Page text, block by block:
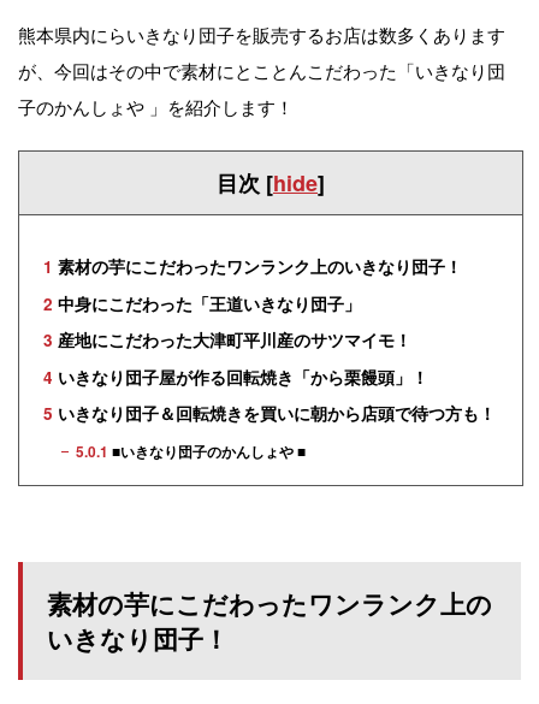
熊本県内にらいきなり団子を販売するお店は数多くあります
が、今回はその中で素材にとことんこだわった「いきなり団
子のかんしょや 」を紹介します！
目次 [hide]
1 素材の芋にこだわったワンランク上のいきなり団子！
2 中身にこだわった「王道いきなり団子」
3 産地にこだわった大津町平川産のサツマイモ！
4 いきなり団子屋が作る回転焼き「から栗饅頭」！
5 いきなり団子＆回転焼きを買いに朝から店頭で待つ方も！
5.0.1 ■いきなり団子のかんしょや ■
素材の芋にこだわったワンランク上の
いきなり団子！